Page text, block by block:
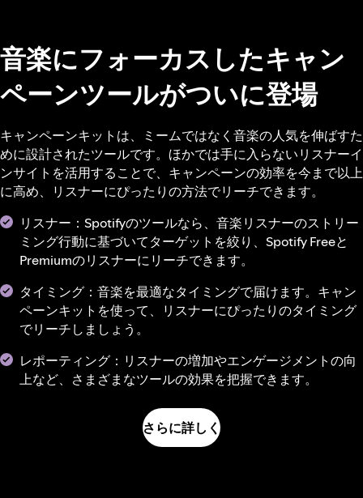
音楽にフォーカスしたキャン
ペーンツールがついに登場
キャンペーンキットは、ミームではなく音楽の人気を伸ばすた
めに設計されたツールです。ほかでは手に入らないリスナーイ
ンサイトを活用することで、キャンペーンの効率を今まで以上
に高め、リスナーにぴったりの方法でリーチできます。
リスナー：Spotifyのツールなら、音楽リスナーのストリー
ミング行動に基づいてターゲットを絞り、Spotify Freeと
Premiumのリスナーにリーチできます。
タイミング：音楽を最適なタイミングで届けます。キャン
ペーンキットを使って、リスナーにぴったりのタイミング
でリーチしましょう。
レポーティング：リスナーの増加やエンゲージメントの向
上など、さまざまなツールの効果を把握できます。
さらに詳しく